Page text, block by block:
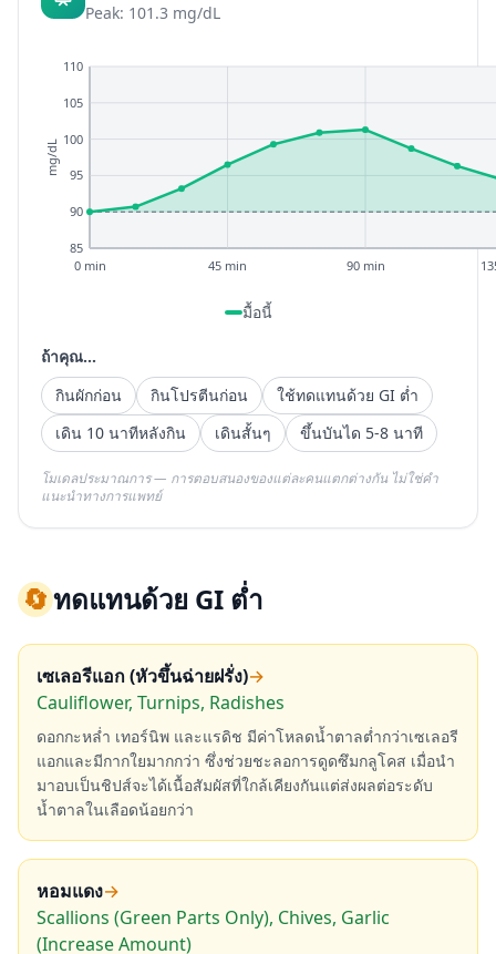
Peak: 101.3 mg/dL
85
90
95
100
105
110
0 min 45 min 90 min
mg/dL
มื้อนี้
ถ้าคุณ...
กินผักก่อน
กินโปรตีนก่อน
ใช้ทดแทนด้วย GI ต่ำ
เดิน 10 นาทีหลังกิน
เดินสั้นๆ ขึ้นบันได 5-8 นาที
โมเดลประมาณการ — การตอบสนองของแต่ละคนแตกต่างกัน ไม่ใช่คำ
แนะนำทางการแพทย์
🔄ทดแทนด้วย GI ต่ำ
เซเลอรีแอก (หัวขึ้นฉ่ายฝรั่ง)→
Cauliflower, Turnips, Radishes
ดอกกะหล่ำ เทอร์นิพ และแรดิช มีค่าโหลดน้ำตาลต่ำกว่าเซเลอรี
แอกและมีกากใยมากกว่า ซึ่งช่วยชะลอการดูดซึมกลูโคส เมื่อนำ
มาอบเป็นชิปส์จะได้เนื้อสัมผัสที่ใกล้เคียงกันแต่ส่งผลต่อระดับ
น้ำตาลในเลือดน้อยกว่า
หอมแดง→
Scallions (Green Parts Only), Chives, Garlic
(Increase Amount)